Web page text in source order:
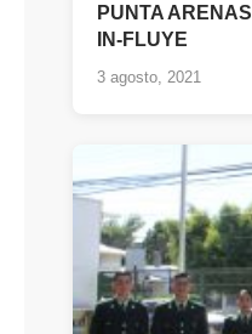
PUNTA
IN-FLUYE
3 agosto, 2021